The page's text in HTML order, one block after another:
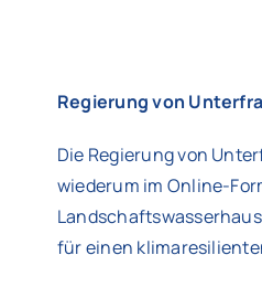
Regierung von
Die Regierung von
wiederum im Online-
für einen